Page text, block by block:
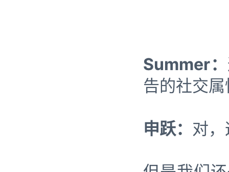
Summer：
告的社交
申跃： 对